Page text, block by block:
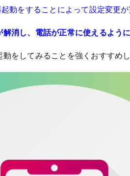
動をすることによって設定変更
消し、電話が正常に使えるよう
をしてみることを強くおすすめし